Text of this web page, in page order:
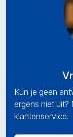
Kun je geen
ergens niet
klantenservice.